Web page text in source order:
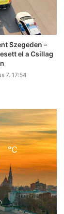
Szegeden –
el a Csillag
7. 17:54
℃